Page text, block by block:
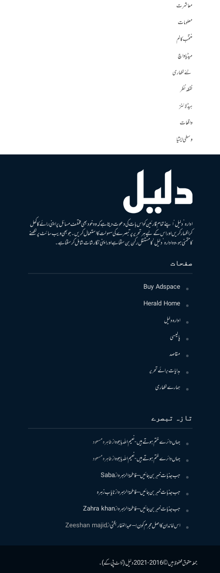
معاشرت
معلومات
منتخب کالم
میڈیا واچ
نئے لکھاری
نقطہ نظر
ہیڈلائنز
واقعات
وسطی ایشیا
ادارہ ’دلیل‘ اپنے تمام قارئین کو اس بات کی دعوت دیتا ہے کہ وہ خود بھی مختلف مسائل پر اپنی رائے کا کھل
کر اظہار کریں اور اس کے لیے ہر تحریر پر تبصرے کی سہولت کا استعمال کریں۔ جو بھی ویب سائٹ پر لکھنے
کا متمنی ہو، وہ ادارہ ’دلیل‘ کا مستقل رکن بن سکتا ہے اور اپنی نگارشات شامل کرسکتا ہے۔
صفحات
Buy Adspace
Herald Home
ادارہ دلیل
پالیسی
مقاصد
ہدایات برائے تحریر
ہمارے لکھاری
تازہ تبصرے
جہاں دائرے ختم ہوتے ہیں- نعیم اللہ باجوہازطاہرہ مسعود
جہاں دائرے ختم ہوتے ہیں- نعیم اللہ باجوہازطاہرہ مسعود
جب جذبات خبر بن جائیں – فاطمۃالزہرہازSaba
جب جذبات خبر بن جائیں – فاطمۃالزہرہازنایاب زہرہ
جب جذبات خبر بن جائیں – فاطمۃالزہرہازZahra khan
اس خاندان کا اصل مجرم کون! – عبدالغفار بگٹیازZeeshan majid
جملہ حقوق محفوظ ہیں © 2016-2021 دلیل (ڈاٹ پی کے)۔